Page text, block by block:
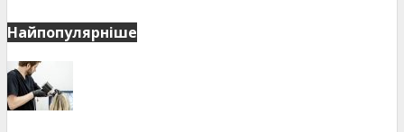
Найпопулярніше